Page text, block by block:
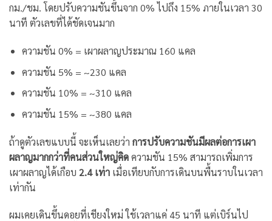
กม./ชม. โดยปรับความชันขึ้นจาก 0% ไปถึง 15% ภายในเวลา 30
นาที ตัวเลขที่ได้ชัดเจนมาก
ความชัน 0% = เผาผลาญประมาณ 160 แคล
ความชัน 5% = ~230 แคล
ความชัน 10% = ~310 แคล
ความชัน 15% = ~380 แคล
ถ้าดูตัวเลขแบบนี้ จะเห็นเลยว่า การปรับความชันมีผลต่อการเผา
ผลาญมากกว่าที่คนส่วนใหญ่คิดความชัน 15% สามารถเพิ่มการ
เผาผลาญได้เกือบ 2.4 เท่า เมื่อเทียบกับการเดินบนพื้นราบในเวลา
เท่ากัน
ผมเคยเดินขึ้นดอยที่เชียงใหม่ ใช้เวลาแค่ 45 นาที แต่เบิร์นไป